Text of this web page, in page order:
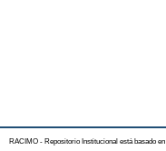
RACIMO - Repositorio Institucional está basado en